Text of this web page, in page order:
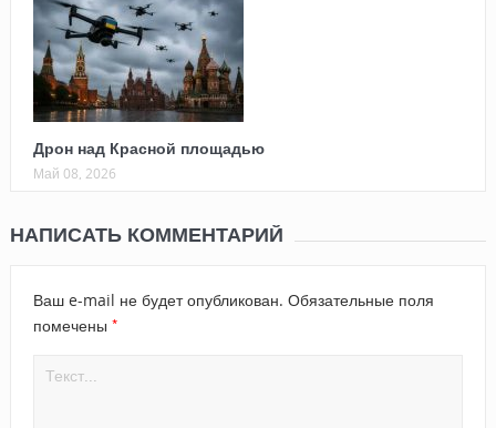
Дрон над Красной площадью
Май 08, 2026
НАПИСАТЬ КОММЕНТАРИЙ
Ваш e-mail не будет опубликован. Обязательные поля
помечены *